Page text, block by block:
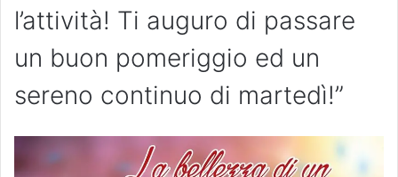
l’attività! Ti auguro di passare
un buon pomeriggio ed un
sereno continuo di martedì!”